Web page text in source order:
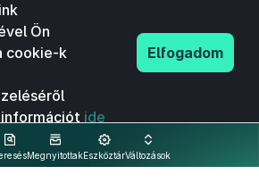
MegnyitottakEszköztárVáltozások
Ön
cookie-k
ide
Elfogadom